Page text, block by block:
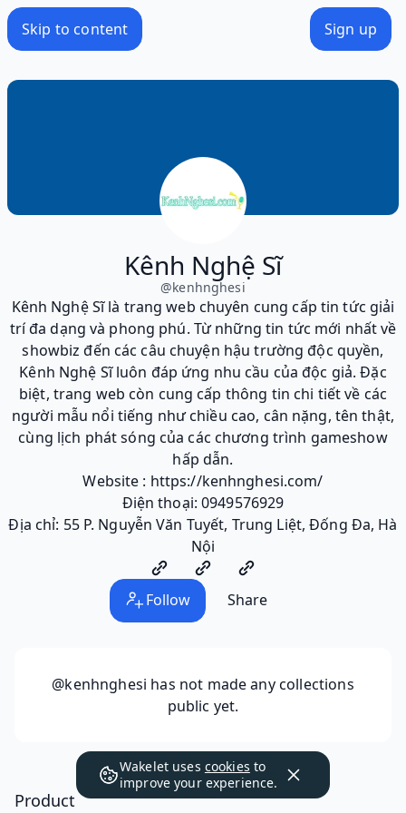
Skip to content Sign up
Kênh Nghệ Sĩ
@kenhnghesi
Kênh Nghệ Sĩ là trang web chuyên cung cấp tin tức giải
trí đa dạng và phong phú. Từ những tin tức mới nhất về
showbiz đến các câu chuyện hậu trường độc quyền,
Kênh Nghệ Sĩ luôn đáp ứng nhu cầu của độc giả. Đặc
biệt, trang web còn cung cấp thông tin chi tiết về các
người mẫu nổi tiếng như chiều cao, cân nặng, tên thật,
cùng lịch phát sóng của các chương trình gameshow
hấp dẫn.
Website : https://kenhnghesi.com/
Điện thoại: 0949576929
Địa chỉ: 55 P. Nguyễn Văn Tuyết, Trung Liệt, Đống Đa, Hà
Nội
Follow Share
@kenhnghesi has not made any collections
public yet.
Wakelet uses cookies to
improve your experience.
Product